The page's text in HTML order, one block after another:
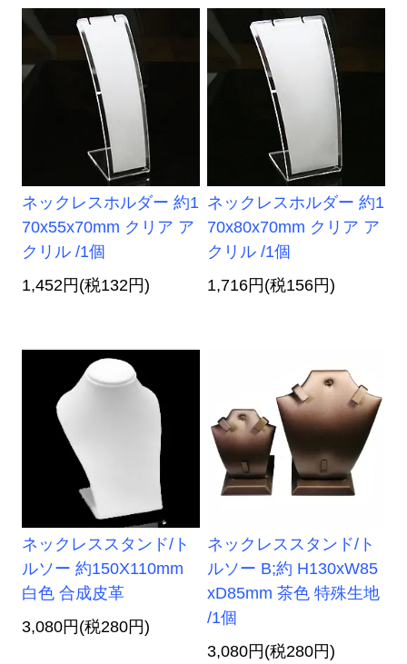
ネックレスホルダー 約1
70x55x70mm クリア ア
クリル /1個
1,452円(税132円)
ネックレスホルダー 約1
70x80x70mm クリア ア
クリル /1個
1,716円(税156円)
ネックレススタンド/ト
ルソー 約150X110mm
白色 合成皮革
3,080円(税280円)
ネックレススタンド/ト
ルソー B;約 H130xW85
xD85mm 茶色 特殊生地
/1個
3,080円(税280円)